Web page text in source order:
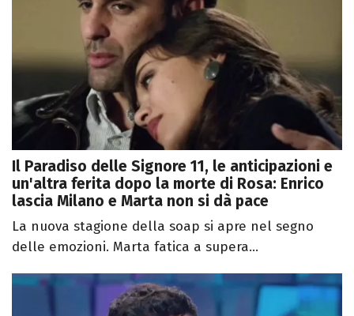
Il Paradiso delle Signore 11, le anticipazioni e
un'altra ferita dopo la morte di Rosa: Enrico
lascia Milano e Marta non si dà pace
La nuova stagione della soap si apre nel segno
delle emozioni. Marta fatica a supera...